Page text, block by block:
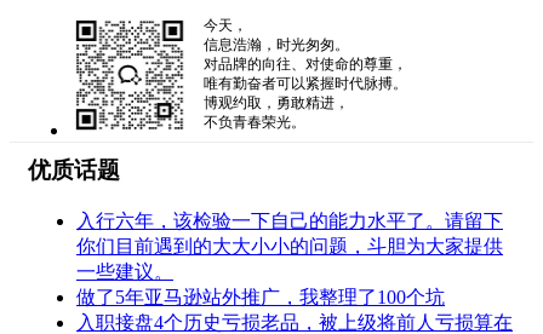
今天，
信息浩瀚，时光匆匆。
对品牌的向往、对使命的尊重，
唯有勤奋者可以紧握时代脉搏。
博观约取，勇敢精进，
不负青春荣光。
优质话题
入行六年，该检验一下自己的能力水平了。请留下
你们目前遇到的大大小小的问题，斗胆为大家提供
一些建议。
做了5年亚马逊站外推广，我整理了100个坑
入职接盘4个历史亏损老品，被上级将前人亏损算在